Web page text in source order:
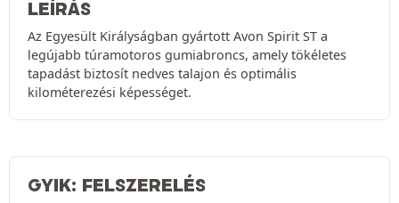
LEÍRÁS
Az Egyesült Királyságban gyártott Avon Spirit ST a
legújabb túramotoros gumiabroncs, amely tökéletes
tapadást biztosít nedves talajon és optimális
kilométerezési képességet.
GYIK: FELSZERELÉS